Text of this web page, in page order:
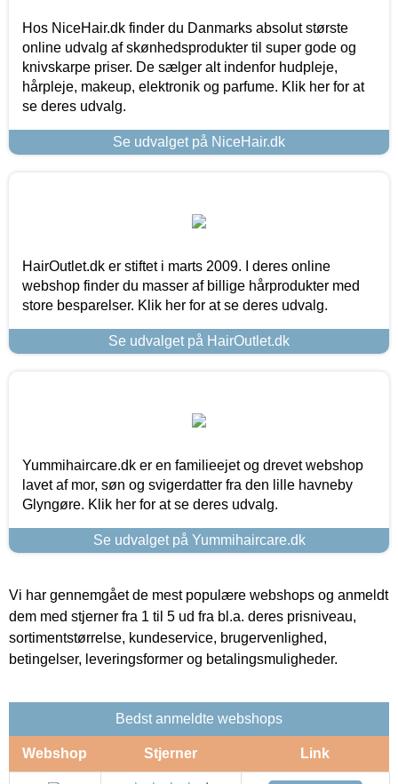
Hos NiceHair.dk finder du Danmarks absolut største
online udvalg af skønhedsprodukter til super gode og
knivskarpe priser. De sælger alt indenfor hudpleje,
hårpleje, makeup, elektronik og parfume. Klik her for at
se deres udvalg.
Se udvalget på NiceHair.dk
HairOutlet.dk er stiftet i marts 2009. I deres online
webshop finder du masser af billige hårprodukter med
store besparelser. Klik her for at se deres udvalg.
Se udvalget på HairOutlet.dk
Yummihaircare.dk er en familieejet og drevet webshop
lavet af mor, søn og svigerdatter fra den lille havneby
Glyngøre. Klik her for at se deres udvalg.
Se udvalget på Yummihaircare.dk
Vi har gennemgået de mest populære webshops og anmeldt
dem med stjerner fra 1 til 5 ud fra bl.a. deres prisniveau,
sortimentstørrelse, kundeservice, brugervenlighed,
betingelser, leveringsformer og betalingsmuligheder.
Bedst anmeldte webshops
Webshop Stjerner Link